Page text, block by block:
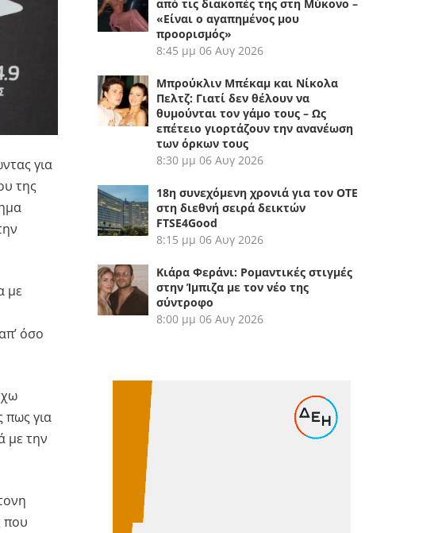
για
της
με
όσο
πως για
με την
που
από τις διακοπές της στη Μύκονο –
«Είναι ο αγαπημένος μου
προορισμός»
8:45 μμ 06 Αυγ 2026
Μπρούκλιν Μπέκαμ και Νίκολα
Πελτζ: Γιατί δεν θέλουν να
θυμούνται τον γάμο τους – Ως
επέτειο γιορτάζουν την ανανέωση
των όρκων τους
8:30 μμ 06 Αυγ 2026
18η συνεχόμενη χρονιά για τον ΟΤΕ
στη διεθνή σειρά δεικτών
FTSE4Good
8:15 μμ 06 Αυγ 2026
Κιάρα Φεράνι: Ρομαντικές στιγμές
στην Ίμπιζα με τον νέο της
σύντροφο
8:00 μμ 06 Αυγ 2026